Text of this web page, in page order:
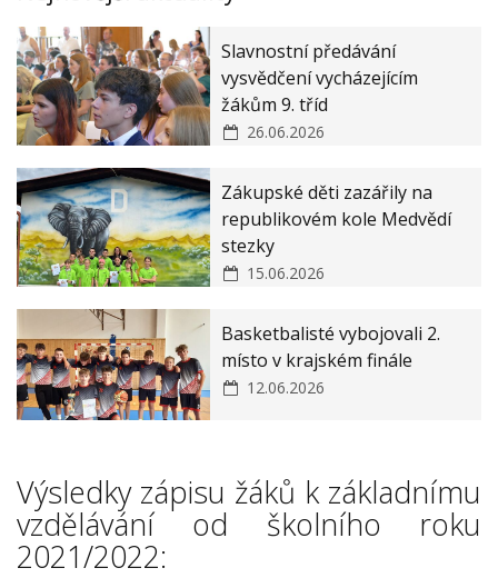
Women for Women - obědy pro děti
Modernizace školy
ZŠ a MŠ Zákupy JAK II
Slavnostní předávání
vysvědčení vycházejícím
žákům 9. tříd
26.06.2026
Zákupské děti zazářily na
republikovém kole Medvědí
stezky
15.06.2026
Basketbalisté vybojovali 2.
místo v krajském finále
12.06.2026
Výsledky zápisu žáků k základnímu
vzdělávání od školního roku
2021/2022: